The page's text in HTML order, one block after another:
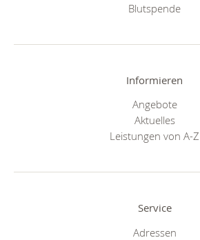
Blutspende
Informieren
Angebote
Aktuelles
Leistungen von A-Z
Service
Adressen